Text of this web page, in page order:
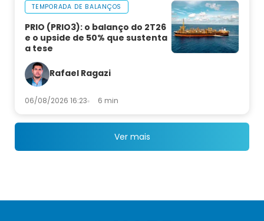
TEMPORADA DE BALANÇOS
PRIO (PRIO3): o balanço do 2T26
e o upside de 50% que sustenta
a tese
Rafael Ragazi
06/08/2026 16:23 6 min
Ver mais